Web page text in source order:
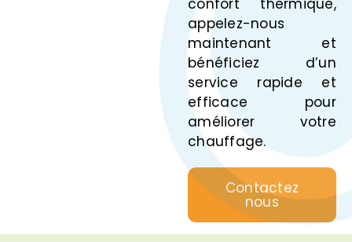
appelez-nous
maintenant et
bénéficiez d’un
service rapide et
efficace pour
améliorer votre
chauffage.
Contactez
nous